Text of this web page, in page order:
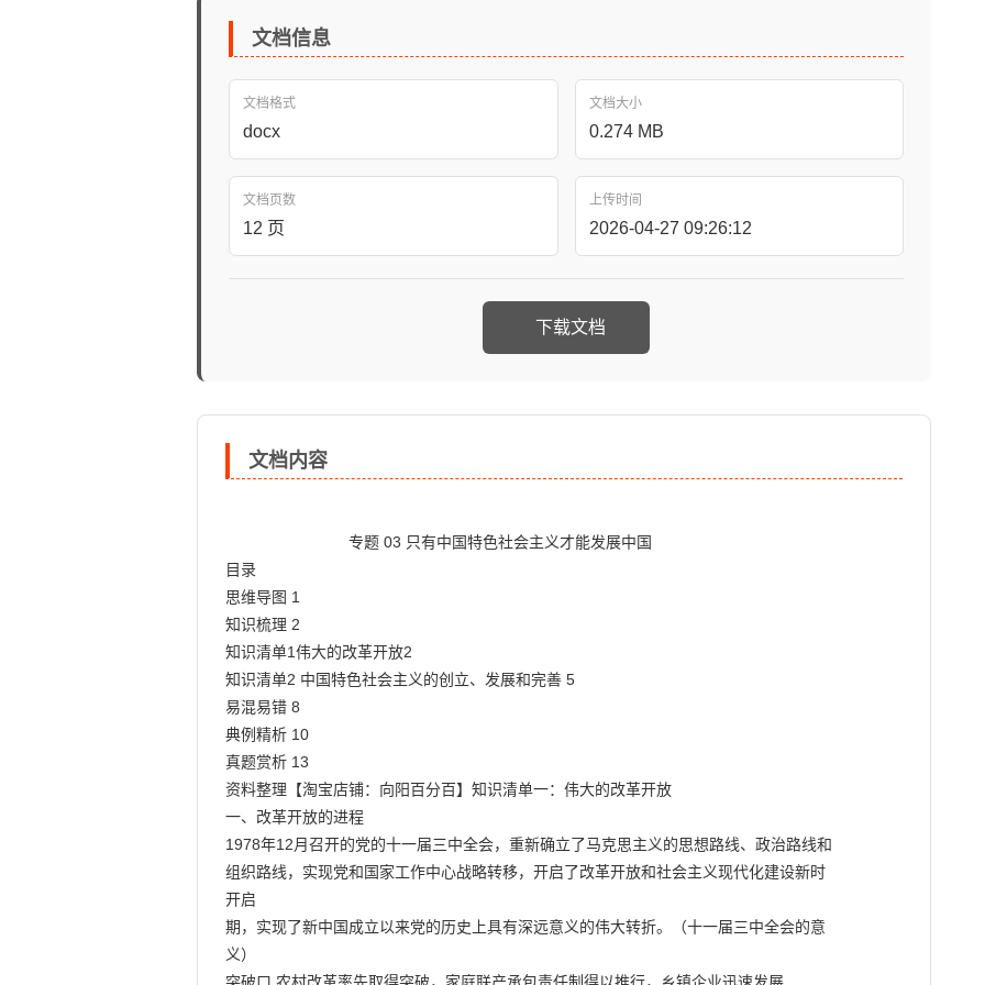
文档信息
文档格式
docx
文档大小
0.274 MB
文档页数
12 页
上传时间
2026-04-27 09:26:12
下载文档
文档内容